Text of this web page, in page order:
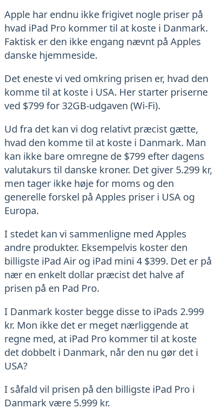
Apple har endnu ikke frigivet nogle priser på
hvad iPad Pro kommer til at koste i Danmark.
Faktisk er den ikke engang nævnt på Apples
danske hjemmeside.
Det eneste vi ved omkring prisen er, hvad den
komme til at koste i USA. Her starter priserne
ved $799 for 32GB-udgaven (Wi-Fi).
Ud fra det kan vi dog relativt præcist gætte,
hvad den komme til at koste i Danmark. Man
kan ikke bare omregne de $799 efter dagens
valutakurs til danske kroner. Det giver 5.299 kr,
men tager ikke høje for moms og den
generelle forskel på Apples priser i USA og
Europa.
I stedet kan vi sammenligne med Apples
andre produkter. Eksempelvis koster den
billigste iPad Air og iPad mini 4 $399. Det er på
nær en enkelt dollar præcist det halve af
prisen på en Pad Pro.
I Danmark koster begge disse to iPads 2.999
kr. Mon ikke det er meget nærliggende at
regne med, at iPad Pro kommer til at koste
det dobbelt i Danmark, når den nu gør det i
USA?
I såfald vil prisen på den billigste iPad Pro i
Danmark være 5.999 kr.